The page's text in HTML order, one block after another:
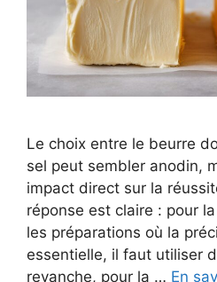
Le choix entre le beurre
sel peut sembler anodin,
impact direct sur la
réponse est claire : pour
les préparations où la
essentielle, il faut utiliser
revanche, pour la … En